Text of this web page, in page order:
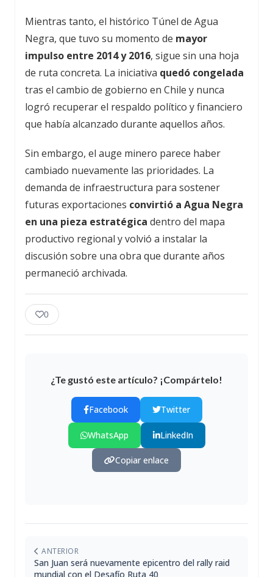
Mientras tanto, el histórico Túnel de Agua
Negra, que tuvo su momento de mayor
impulso entre 2014 y 2016, sigue sin una hoja
de ruta concreta. La iniciativa quedó congelada
tras el cambio de gobierno en Chile y nunca
logró recuperar el respaldo político y financiero
que había alcanzado durante aquellos años.
Sin embargo, el auge minero parece haber
cambiado nuevamente las prioridades. La
demanda de infraestructura para sostener
futuras exportaciones convirtió a Agua Negra
en una pieza estratégica dentro del mapa
productivo regional y volvió a instalar la
discusión sobre una obra que durante años
permaneció archivada.
0
¿Te gustó este artículo? ¡Compártelo!
Facebook Twitter
WhatsApp LinkedIn
Copiar enlace
ANTERIOR
San Juan será nuevamente epicentro del rally raid
mundial con el Desafío Ruta 40